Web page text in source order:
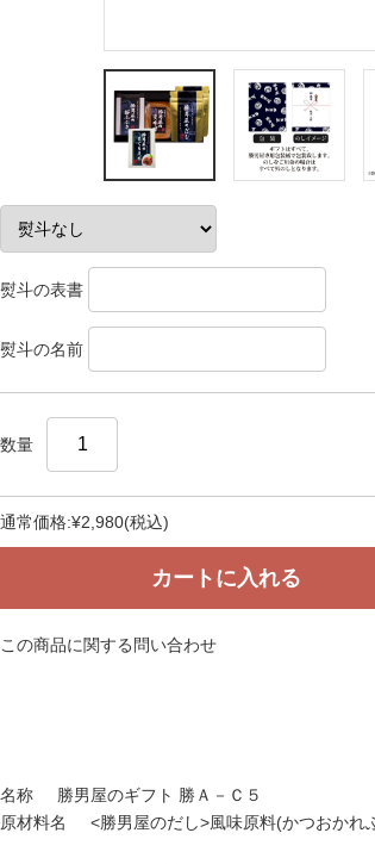
熨斗の表書
熨斗の名前
数量
通常価格:¥2,980(税込)
カートに入れる
この商品に関する問い合わせ
名称 勝男屋のギフト 勝Ａ－Ｃ５
原材料名 <勝男屋のだし>風味原料(かつおかれ